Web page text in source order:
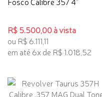
R$ 5.500,00 à vista
ou R$ 6.111,11
em até 6x de R$ 1.018,52